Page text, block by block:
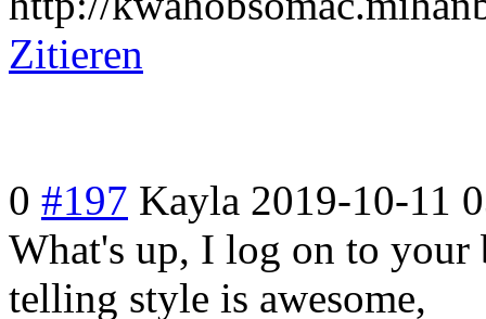
Zitieren
0 #197 Kayla 2019-10-11
What's up, I log on to
telling style is awesome,